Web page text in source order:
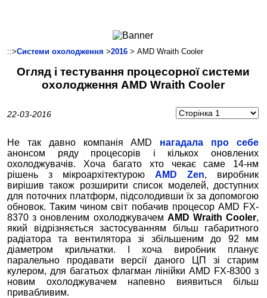
Смартфони
Комунікації
Автоелектроніка
::>Системи охолодження >2016 > AMD Wraith Cooler
Огляд і тестування процесорної системи
охолодження AMD Wraith Cooler
22-03-2016
Не так давно компанія AMD нагадала про себе
анонсом ряду процесорів і кількох оновлених
охолоджувачів. Хоча багато хто чекає саме 14-нм
рішень з мікроархітектуроюAMD Zen, виробник
вирішив також розширити список моделей, доступних
для поточних платформ, підсолодивши їх за допомогою
обновок. Таким чином світ побачив процесор AMD FX-
8370 з оновленим охолоджувачем AMD Wraith Cooler,
який відрізняється застосуванням більш габаритного
радіатора та вентилятора зі збільшеним до 92 мм
діаметром крильчатки. І хоча виробник планує
паралельно продавати версії даного ЦП зі старим
кулером, для багатьох флагман лінійки AMD FX-8300 з
новим охолоджувачем напевно виявиться більш
привабливим.